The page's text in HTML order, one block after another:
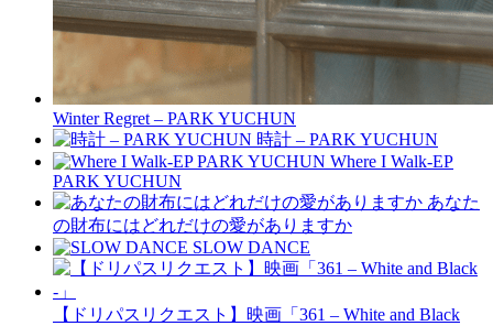
Winter Regret – PARK YUCHUN
時計 – PARK YUCHUN
Where I Walk-EP
PARK YUCHUN
あなた
の財布にはどれだけの愛がありますか
SLOW DANCE
【ドリパスリクエスト】映画「361 – White and Black